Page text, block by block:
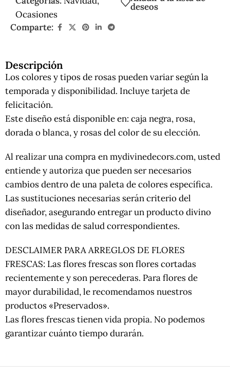
Ocasiones
deseos
Comparte:
Descripción
Los colores y tipos de rosas pueden variar según la
temporada y disponibilidad. Incluye tarjeta de
felicitación.
Este diseño está disponible en: caja negra, rosa,
dorada o blanca, y rosas del color de su elección.
Al realizar una compra en mydivinedecors.com, usted
entiende y autoriza que pueden ser necesarios
cambios dentro de una paleta de colores específica.
Las sustituciones necesarias serán criterio del
diseñador, asegurando entregar un producto divino
con las medidas de salud correspondientes.
DESCLAIMER PARA ARREGLOS DE FLORES
FRESCAS: Las flores frescas son flores cortadas
recientemente y son perecederas. Para flores de
mayor durabilidad, le recomendamos nuestros
productos «Preservados».
Las flores frescas tienen vida propia. No podemos
garantizar cuánto tiempo durarán.